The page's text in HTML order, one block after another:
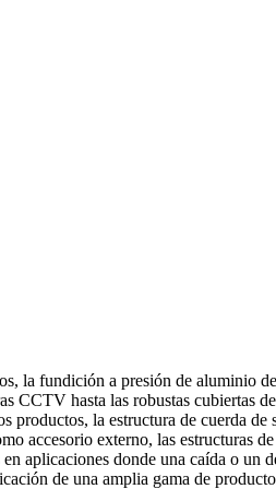
la fundición a presión de aluminio
CCTV hasta las robustas cubiertas
la estructura de cuerda
accesorio externo, las estructuras
aplicaciones donde una caída o
de una amplia gama de